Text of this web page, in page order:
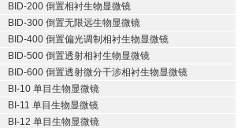
BID-200 倒置相衬生物显微镜
BID-300 倒置无限远生物显微镜
BID-400 倒置偏光调制相衬生物显微镜
BID-500 倒置透射相衬生物显微镜
BID-600 倒置透射微分干涉相衬生物显微镜
BI-10 单目生物显微镜
BI-11 单目生物显微镜
BI-12 单目生物显微镜